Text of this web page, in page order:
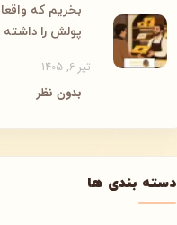
بخریم که
پولش را داشته
تیر 6, 1405
بدون نظر
دسته بندی ها